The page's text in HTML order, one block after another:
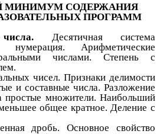
МИНИМУМ СОДЕРЖАНИЯ
ПРОГРАММ
Десятичная система
нумерация. Арифметические
числами. Степень с
чисел. Признаки делимости
и составные числа. Разложение
простые множители. Наибольший
общее кратное. Деление с
дробь. Основное свойство